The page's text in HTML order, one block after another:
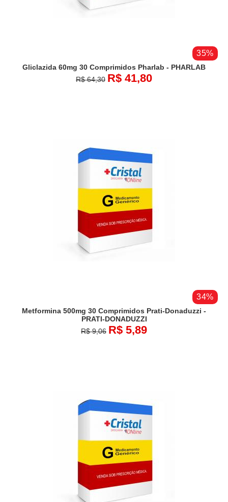
35%
Gliclazida 60mg 30 Comprimidos Pharlab - PHARLAB
R$ 64,30 R$ 41,80
34%
Metformina 500mg 30 Comprimidos Prati-Donaduzzi -
PRATI-DONADUZZI
R$ 9,06 R$ 5,89